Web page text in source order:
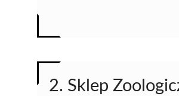
2. Sklep